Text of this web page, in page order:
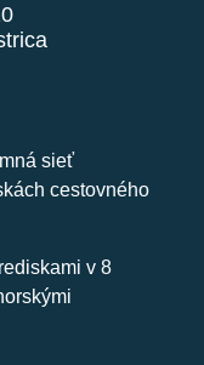
sieť
cestovného
v 8